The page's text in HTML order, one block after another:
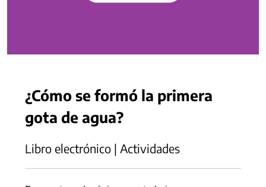
¿Cómo se formó la primera
gota de agua?
Libro electrónico | Actividades